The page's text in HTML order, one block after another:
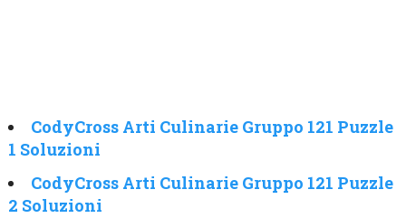
CodyCross Arti Culinarie Gruppo 121 Puzzle
1 Soluzioni
CodyCross Arti Culinarie Gruppo 121 Puzzle
2 Soluzioni